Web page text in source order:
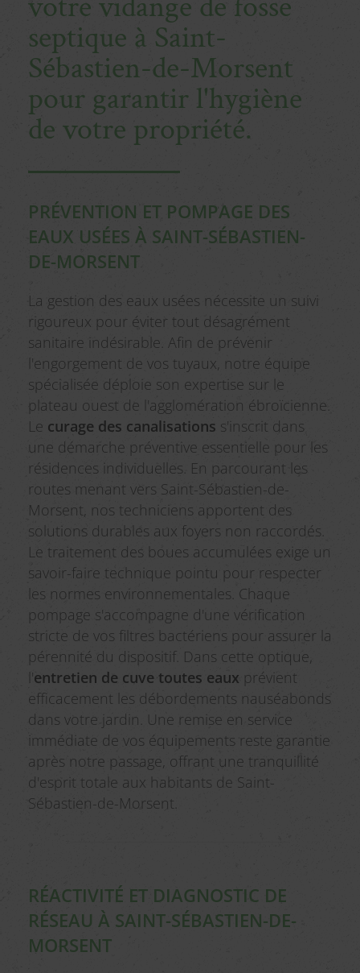
septique à Saint-
Sébastien-de-Morsent
pour garantir l'hygiène
de votre propriété.
PRÉVENTION ET POMPAGE DES
EAUX USÉES À SAINT-SÉBASTIEN-
DE-MORSENT
La gestion des eaux usées nécessite un suivi
rigoureux pour éviter tout désagrément
sanitaire indésirable. Afin de prévenir
l'engorgement de vos tuyaux, notre équipe
spécialisée déploie son expertise sur le
plateau ouest de l'agglomération ébroïcienne.
Le curage des canalisations s'inscrit dans
une démarche préventive essentielle pour les
résidences individuelles. En parcourant les
routes menant vers Saint-Sébastien-de-
Morsent, nos techniciens apportent des
solutions durables aux foyers non raccordés.
Le traitement des boues accumulées exige un
savoir-faire technique pointu pour respecter
les normes environnementales. Chaque
pompage s'accompagne d'une vérification
stricte de vos filtres bactériens pour assurer la
pérennité du dispositif. Dans cette optique,
l'entretien de cuve toutes eaux prévient
efficacement les débordements nauséabonds
dans votre jardin. Une remise en service
immédiate de vos équipements reste garantie
après notre passage, offrant une tranquillité
d'esprit totale aux habitants de Saint-
Sébastien-de-Morsent.
RÉACTIVITÉ ET DIAGNOSTIC DE
RÉSEAU À SAINT-SÉBASTIEN-DE-
MORSENT